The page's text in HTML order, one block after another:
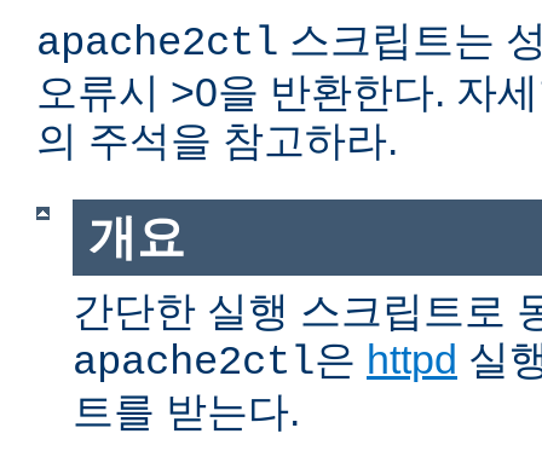
apache2ctl 스크립트는
오류시 >0을 반환한다. 자
의 주석을 참고하라.
개요
간단한 실행 스크립트로
apache2ctl은 httpd 실
트를 받는다.